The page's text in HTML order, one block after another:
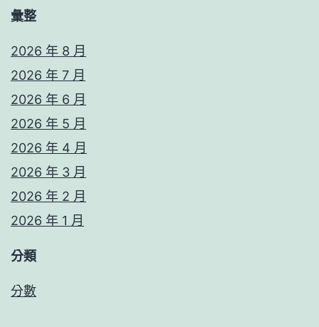
彙整
2026 年 8 月
2026 年 7 月
2026 年 6 月
2026 年 5 月
2026 年 4 月
2026 年 3 月
2026 年 2 月
2026 年 1 月
分類
分數